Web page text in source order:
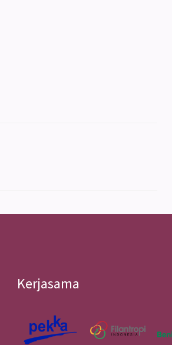
Kerjasama